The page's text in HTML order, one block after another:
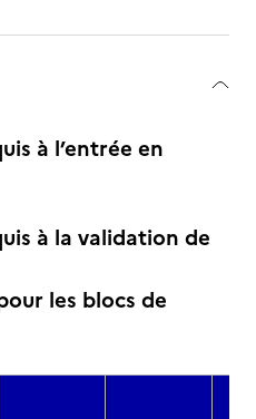
à l’entrée en
à la validation de
les blocs de